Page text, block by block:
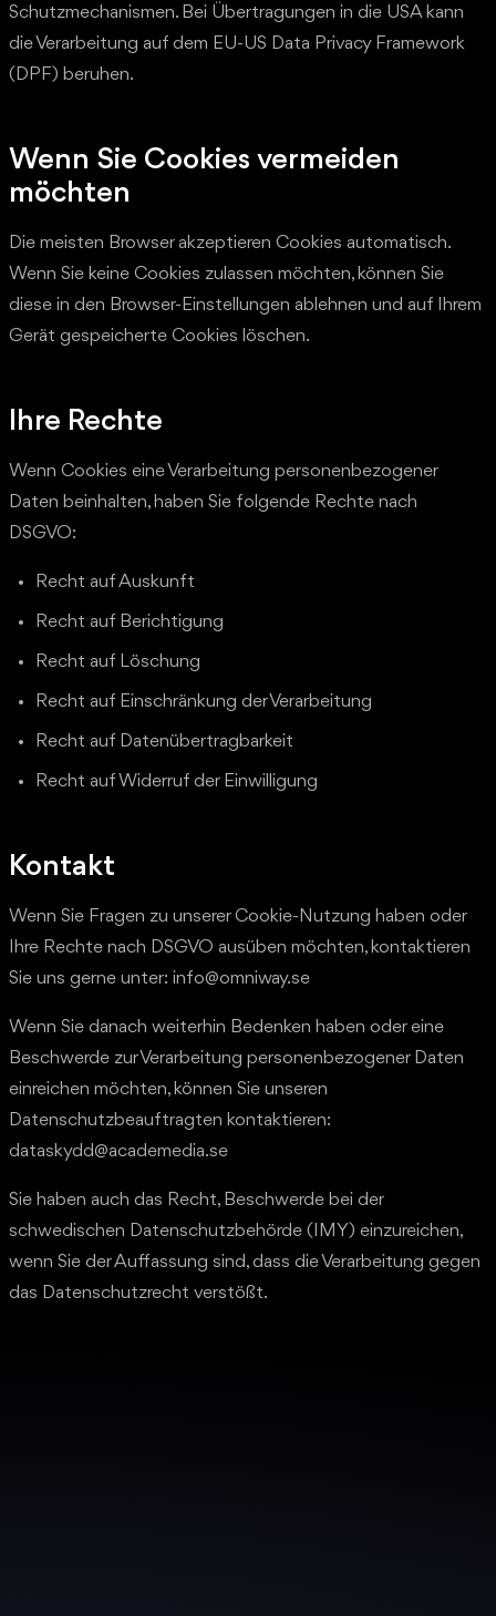
Schutzmechanismen. Bei Übertragungen in die USA kann
die Verarbeitung auf dem EU-US Data Privacy Framework
(DPF) beruhen.
Wenn Sie Cookies vermeiden
möchten
Die meisten Browser akzeptieren Cookies automatisch.
Wenn Sie keine Cookies zulassen möchten, können Sie
diese in den Browser-Einstellungen ablehnen und auf Ihrem
Gerät gespeicherte Cookies löschen.
Ihre Rechte
Wenn Cookies eine Verarbeitung personenbezogener
Daten beinhalten, haben Sie folgende Rechte nach
DSGVO:
Recht auf Auskunft
Recht auf Berichtigung
Recht auf Löschung
Recht auf Einschränkung der Verarbeitung
Recht auf Datenübertragbarkeit
Recht auf Widerruf der Einwilligung
Kontakt
Wenn Sie Fragen zu unserer Cookie-Nutzung haben oder
Ihre Rechte nach DSGVO ausüben möchten, kontaktieren
Sie uns gerne unter: info@omniway.se
Wenn Sie danach weiterhin Bedenken haben oder eine
Beschwerde zur Verarbeitung personenbezogener Daten
einreichen möchten, können Sie unseren
Datenschutzbeauftragten kontaktieren:
dataskydd@academedia.se
Sie haben auch das Recht, Beschwerde bei der
schwedischen Datenschutzbehörde (IMY) einzureichen,
wenn Sie der Auffassung sind, dass die Verarbeitung gegen
das Datenschutzrecht verstößt.